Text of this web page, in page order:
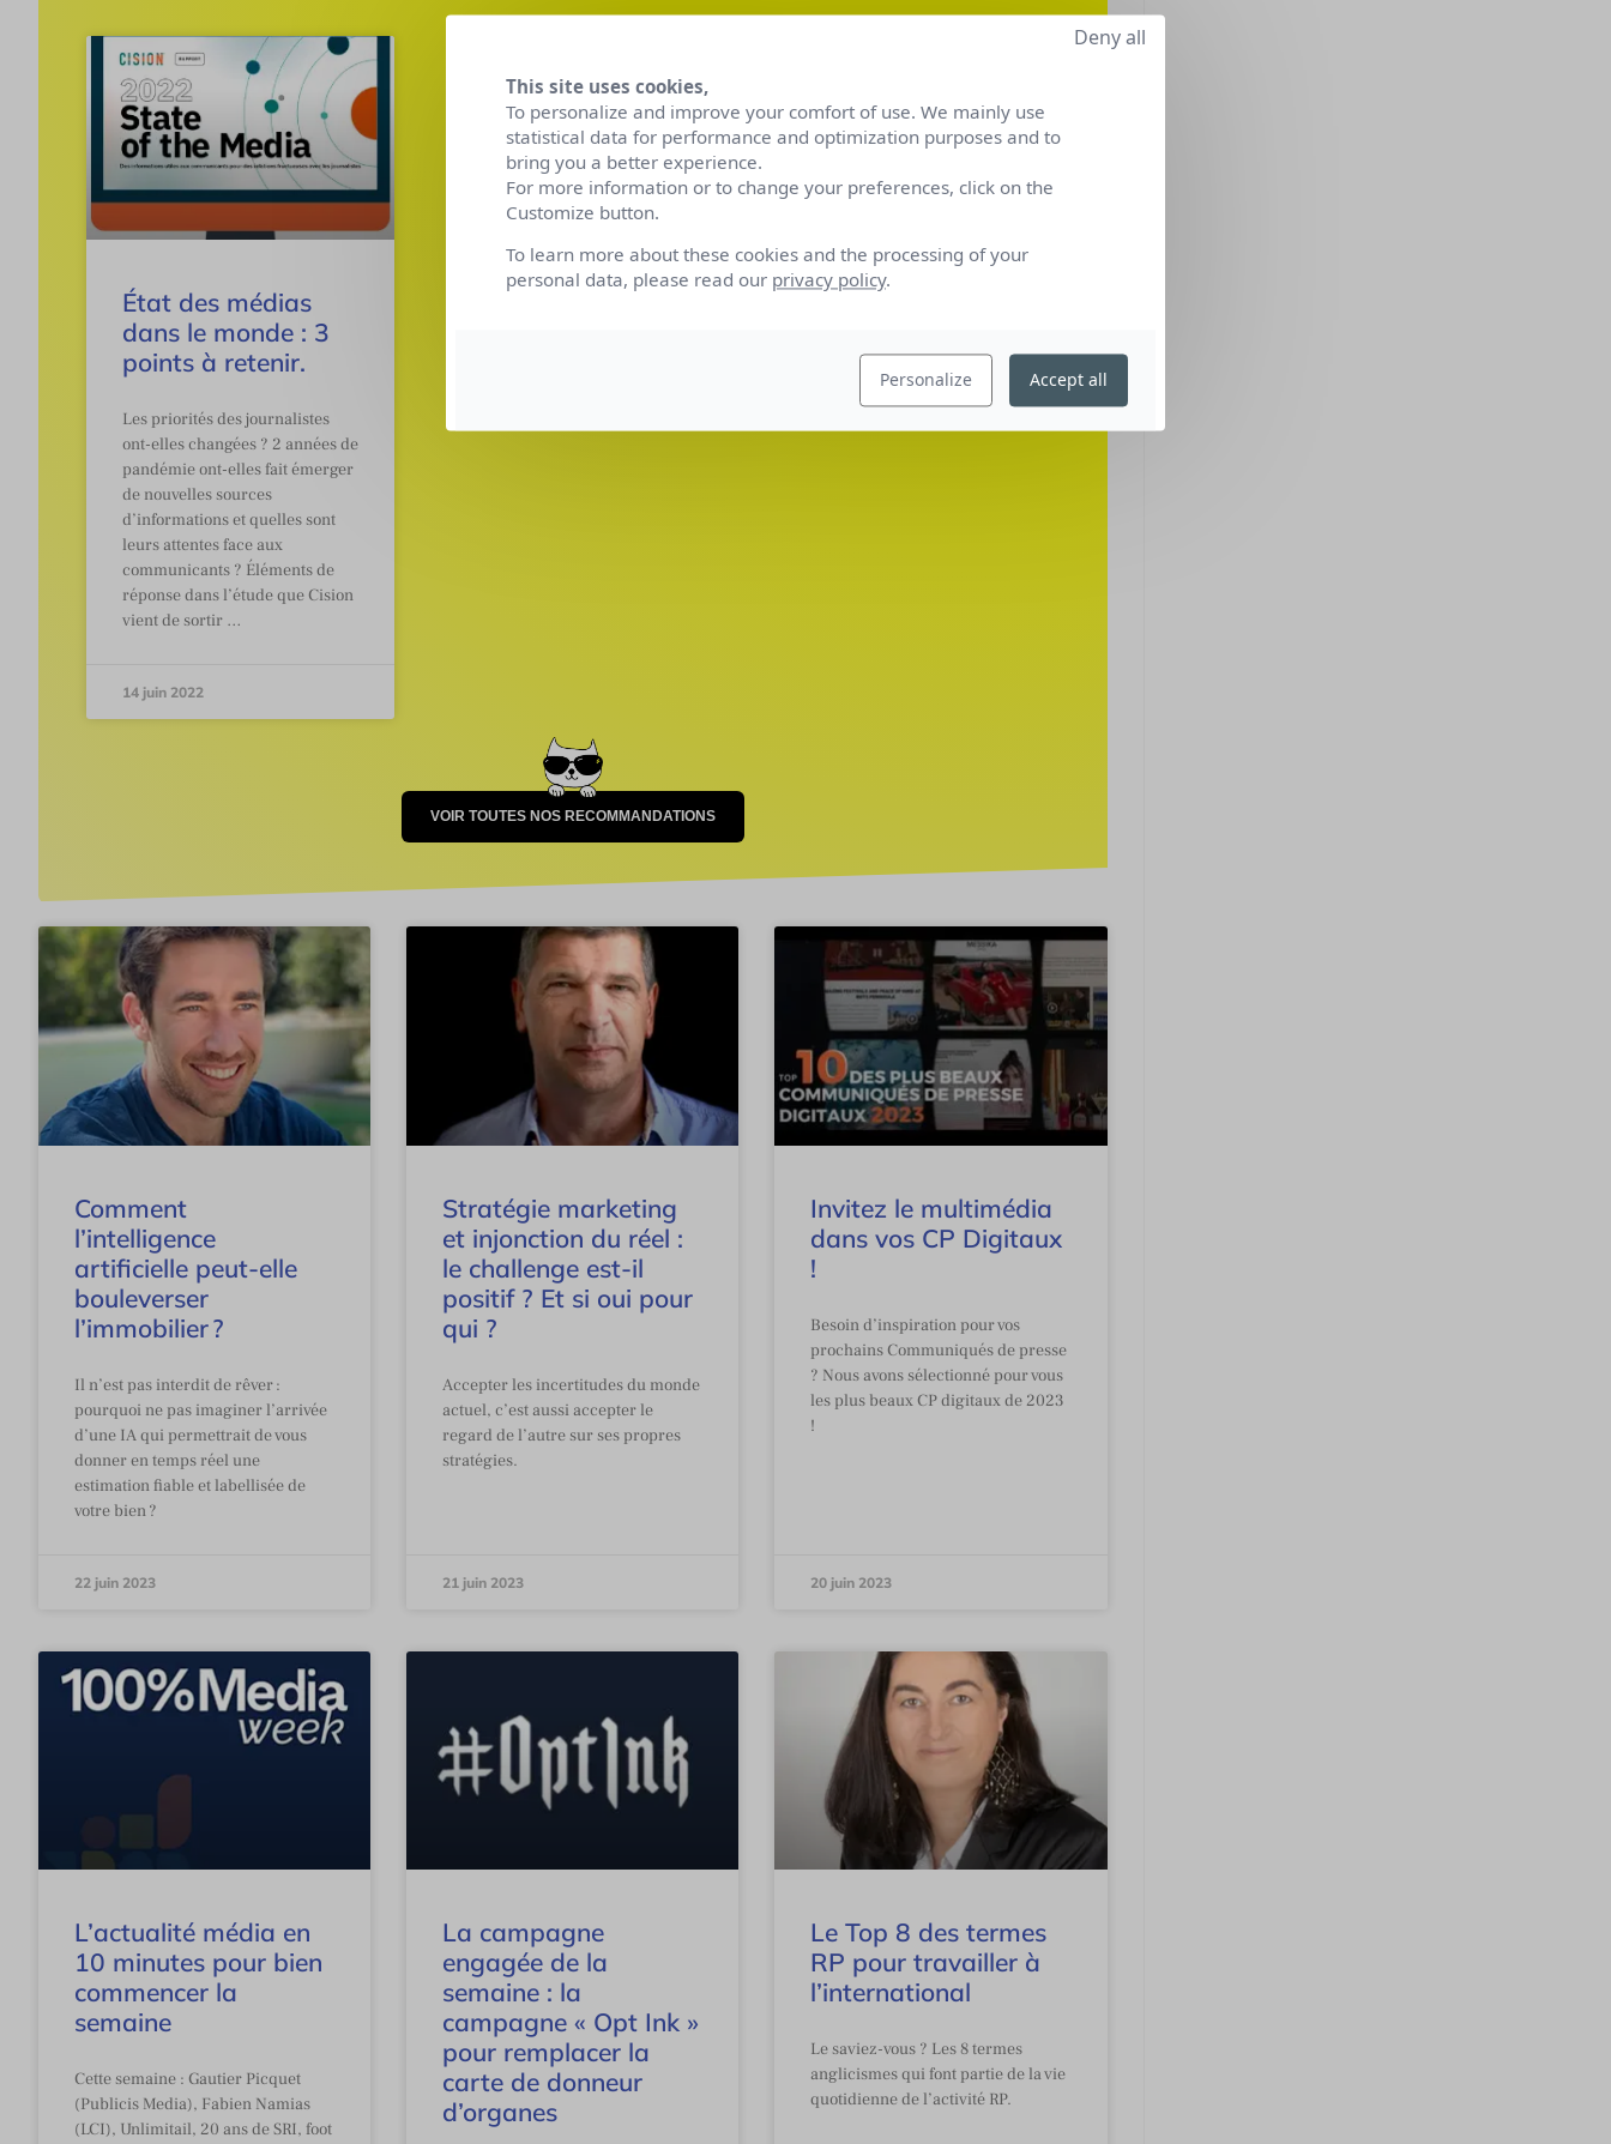
État des médias
dans le monde : 3
points à retenir.
Les priorités des journalistes
ont-elles changées ? 2 années de
pandémie ont-elles fait émerger
de nouvelles sources
d’informations et quelles sont
leurs attentes face aux
communicants ? Éléments de
réponse dans l’étude que Cision
vient de sortir …
14 juin 2022
VOIR TOUTES NOS RECOMMANDATIONS
Comment
l’intelligence
artificielle peut-elle
bouleverser
l’immobilier ?
Il n’est pas interdit de rêver :
pourquoi ne pas imaginer l’arrivée
d’une IA qui permettrait de vous
donner en temps réel une
estimation fiable et labellisée de
votre bien ?
22 juin 2023
Stratégie marketing
et injonction du réel :
le challenge est-il
positif ? Et si oui pour
qui ?
Accepter les incertitudes du monde
actuel, c’est aussi accepter le
regard de l’autre sur ses propres
stratégies.
21 juin 2023
Invitez le multimédia
dans vos CP Digitaux
!
Besoin d’inspiration pour vos
prochains Communiqués de presse
? Nous avons sélectionné pour vous
les plus beaux CP digitaux de 2023
!
20 juin 2023
L’actualité média en
10 minutes pour bien
commencer la
semaine
Cette semaine : Gautier Picquet
(Publicis Media), Fabien Namias
(LCI), Unlimitail, 20 ans de SRI, foot
La campagne
engagée de la
semaine : la
campagne « Opt Ink »
pour remplacer la
carte de donneur
d’organes
Le Top 8 des termes
RP pour travailler à
l’international
Le saviez-vous ? Les 8 termes
anglicismes qui font partie de la vie
quotidienne de l’activité RP.
This site uses cookies,
To personalize and improve your comfort of use. We mainly use
statistical data for performance and optimization purposes and to
bring you a better experience.
For more information or to change your preferences, click on the
Customize button.
To learn more about these cookies and the processing of your
personal data, please read our privacy policy.
Personalize
Deny all
Accept all